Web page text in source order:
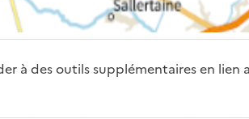
à des outils supplémentaires en